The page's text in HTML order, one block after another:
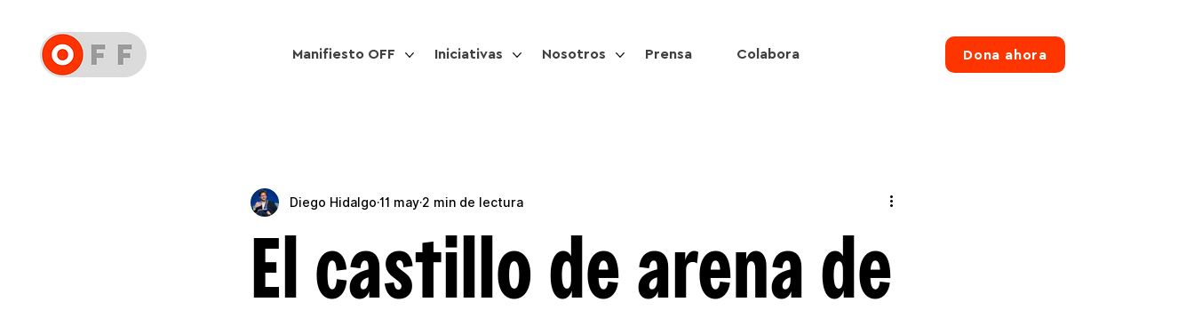
Manifiesto OFF Iniciativas Nosotros Prensa Colabora Dona ahora
El castillo de arena de
Diego Hidalgo 11 may 2 min de lectura